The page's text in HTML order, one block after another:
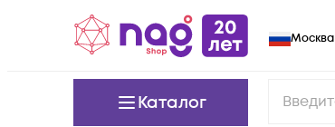
Москва
Каталог